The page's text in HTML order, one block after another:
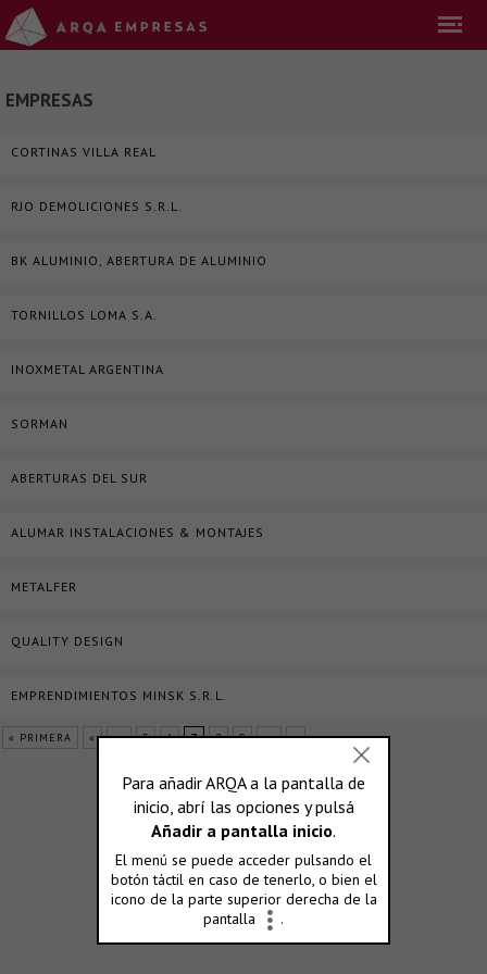
EMPRESAS
CORTINAS VILLA REAL
RJO DEMOLICIONES S.R.L.
BK ALUMINIO, ABERTURA DE ALUMINIO
TORNILLOS LOMA S.A.
INOXMETAL ARGENTINA
SORMAN
ABERTURAS DEL SUR
ALUMAR INSTALACIONES & MONTAJES
METALFER
QUALITY DESIGN
EMPRENDIMIENTOS MINSK S.R.L.
« PRIMERA « ... 5 6 7 8 9 ... »